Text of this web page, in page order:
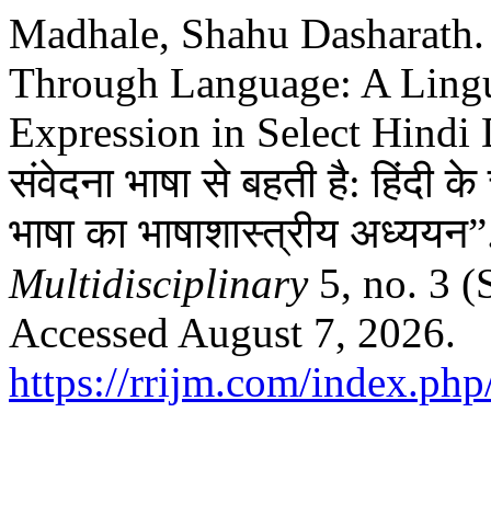
Madhale, Shahu
Through Language: A
Expression in Select Hindi
संवेदना भाषा से बहती है: हिंदी
भाषा का भाषाशास्त्रीय
Multidisciplinary5, no. 3
Accessed August 7, 2026.
https://rrijm.com/